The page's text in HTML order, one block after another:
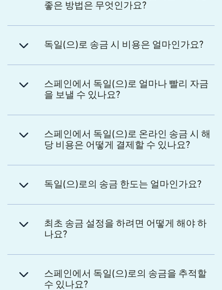
좋은 방법은 무엇인가요?
독일(으)로 송금 시 비용은 얼마인가요?
스페인에서 독일(으)로 얼마나 빨리 자금
을 보낼 수 있나요?
스페인에서 독일(으)로 온라인 송금 시 해
당 비용은 어떻게 결제할 수 있나요?
독일(으)로의 송금 한도는 얼마인가요?
최초 송금 설정을 하려면 어떻게 해야 하
나요?
스페인에서 독일(으)로의 송금을 추적할
수 있나요?